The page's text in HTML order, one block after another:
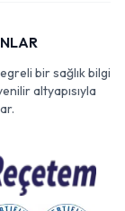
bir sağlık bilgi
altyapısıyla